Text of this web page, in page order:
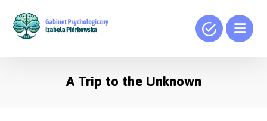
A Trip to the Unknown